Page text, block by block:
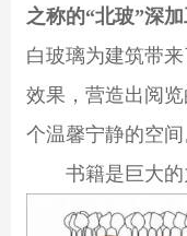
之称的“北玻”深
白玻璃为建筑带
效果，营造出阅
个温馨宁静的空间
书籍是巨大的